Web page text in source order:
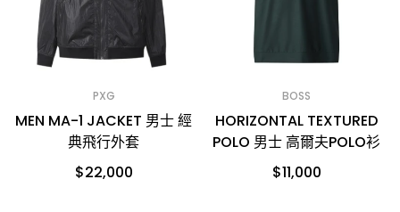
PXG
MEN MA-1 JACKET 男士 經
典飛行外套
$22,000
BOSS
HORIZONTAL TEXTURED
POLO 男士 高爾夫POLO衫
$11,000